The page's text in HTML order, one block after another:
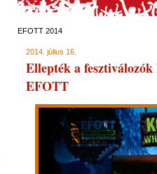
EFOTT 2014
2014. július 16.
Ellepték a
EFOTT